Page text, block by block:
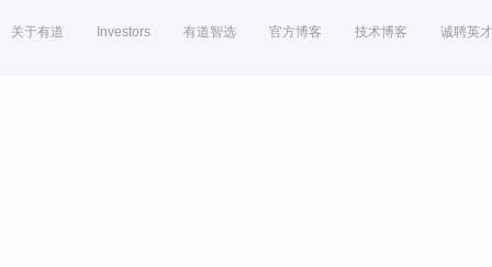
关于有道 Investors 有道智选 官方博客 技术博客 诚聘英才